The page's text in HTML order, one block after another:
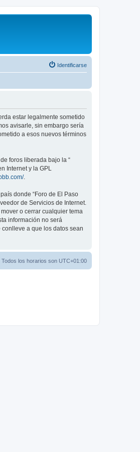
Identificarse
estar legalmente sometido
avisarle, sin embargo sería
a esos nuevos términos
foros liberada bajo la “
Internet y la GPL
.
donde “Foro de El Paso
de Servicios de Internet.
o cerrar cualquier tema
información no será
a que los datos sean
Todos los horarios son UTC+01:00